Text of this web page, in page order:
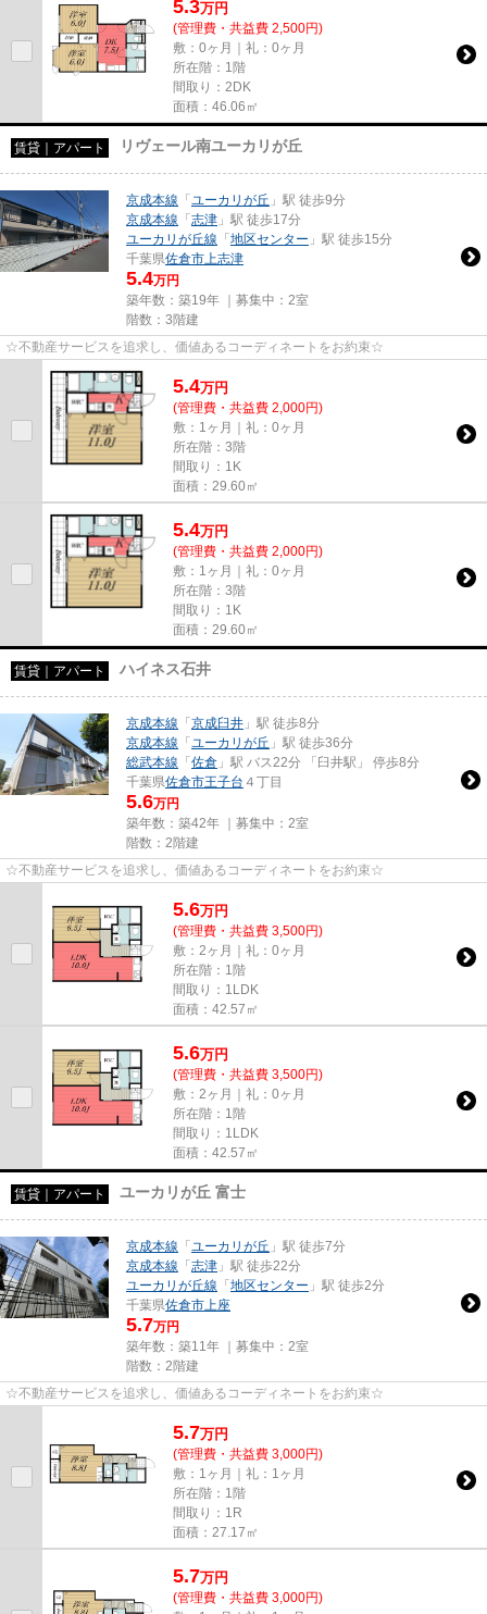
5.3万円
(管理費・共益費 2,500円)
敷：0ヶ月｜礼：0ヶ月
所在階：1階
間取り：2DK
面積：46.06㎡
賃貸｜アパート リヴェール南ユーカリが丘
京成本線 「 ユーカリが丘 」駅 徒歩9分
京成本線 「志津 」駅 徒歩17分
ユーカリが丘線 「地区センター 」駅 徒歩15分
千葉県佐倉市 上志津
5.4万円
築年数：築19年 ｜募集中： 2室
階数：3階建
☆不動産サービスを追求し、価値あるコーディネートをお約束☆
5.4万円
(管理費・共益費 2,000円)
敷：1ヶ月｜礼：0ヶ月
所在階：3階
間取り：1K
面積：29.60㎡
5.4万円
(管理費・共益費 2,000円)
敷：1ヶ月｜礼：0ヶ月
所在階：3階
間取り：1K
面積：29.60㎡
賃貸｜アパート ハイネス石井
京成本線 「京成臼井 」駅 徒歩8分
京成本線 「 ユーカリが丘 」駅 徒歩36分
総武本線 「佐倉 」駅 バス22分 「臼井駅」 停歩8分
千葉県佐倉市王子台 ４丁目
5.6万円
築年数：築42年 ｜募集中： 2室
階数：2階建
☆不動産サービスを追求し、価値あるコーディネートをお約束☆
5.6万円
(管理費・共益費 3,500円)
敷：2ヶ月｜礼：0ヶ月
所在階：1階
間取り：1LDK
面積：42.57㎡
5.6万円
(管理費・共益費 3,500円)
敷：2ヶ月｜礼：0ヶ月
所在階：1階
間取り：1LDK
面積：42.57㎡
賃貸｜アパート ユーカリが丘 富士
京成本線 「 ユーカリが丘 」駅 徒歩7分
京成本線 「志津 」駅 徒歩22分
ユーカリが丘線 「地区センター 」駅 徒歩2分
千葉県佐倉市 上座
5.7万円
築年数：築11年 ｜募集中： 2室
階数：2階建
☆不動産サービスを追求し、価値あるコーディネートをお約束☆
5.7万円
(管理費・共益費 3,000円)
敷：1ヶ月｜礼：1ヶ月
所在階：1階
間取り：1R
面積：27.17㎡
5.7万円
(管理費・共益費 3,000円)